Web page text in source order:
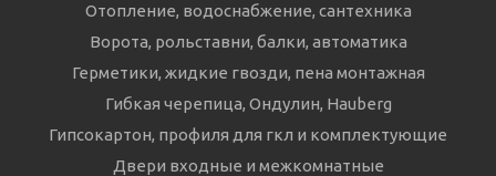
Отопление, водоснабжение, сантехника
Ворота, рольставни, балки, автоматика
Герметики, жидкие гвозди, пена монтажная
Гибкая черепица, Ондулин, Hauberg
Гипсокартон, профиля для гкл и комплектующие
Двери входные и межкомнатные